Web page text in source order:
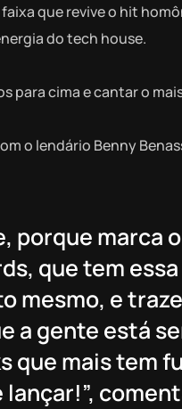
que revive o hit
do tech house.
para cima e cantar o
o lendário Benny
porque marca
que tem
mesmo, e
a gente está
que mais tem